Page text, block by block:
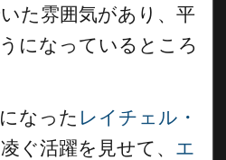
た雰囲気があり、平
になっているところ
なった レイチェル・
ぐ活躍を見せて、 エ